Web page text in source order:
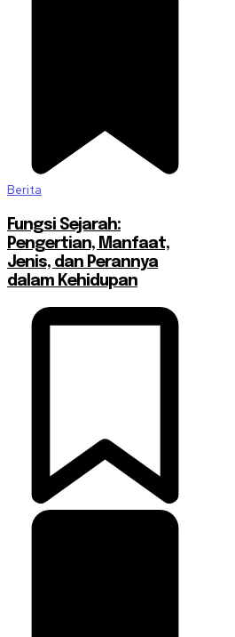
Berita
Fungsi Sejarah:
Pengertian, Manfaat,
Jenis, dan Perannya
dalam Kehidupan